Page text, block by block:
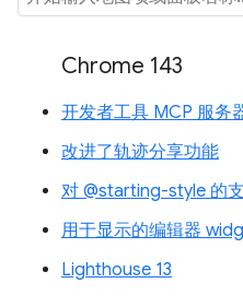
Chrome 143
开发者工具 MCP 服务
改进了轨迹分享功能
对 @starting-style 的
用于显示的编辑器
Lighthouse 13